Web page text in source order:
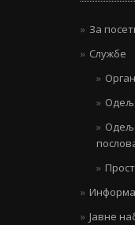
За
Службе
Јавне